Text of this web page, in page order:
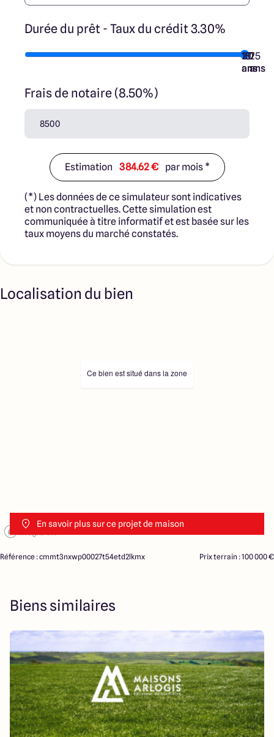
Durée du prêt - Taux du crédit 3.30%
7
ans
10
ans
15
ans
20
ans
25
ans
Frais de notaire (8.50%)
Estimation 384.62 € par mois *
(*) Les données de ce simulateur sont indicatives
et non contractuelles. Cette simulation est
communiquée à titre informatif et est basée sur les
taux moyens du marché constatés.
Localisation du bien
En savoir plus sur ce projet de maison
Ce bien est situé dans la zone
Référence : cmmt3nxwp00027t54etd2lkmx Prix terrain : 100 000 €
Biens similaires